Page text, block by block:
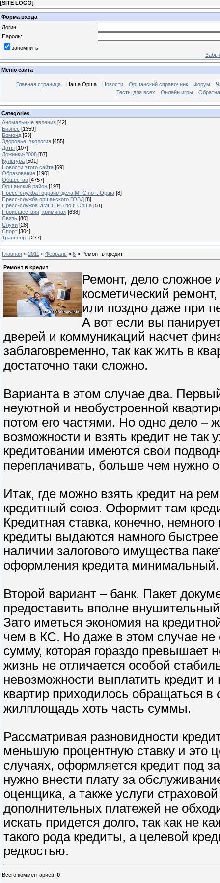
[SITE LOGO]
Форма входа
Логин:
Пароль:
запомнить
Меню сайта
Главная страница Наша Орша Новости Оршанский справочник Форум
Тесты для всех
Онлайн игры
Categories
Аномальные явления [42]
Бизнес [1359]
Бомонд [53]
Здоровье, экология [455]
Даты [107]
Дожинки-2008 [87]
Культура [501]
Новости этого сайта [69]
Образование [190]
Общество [4757]
Оршанский район [197]
Пресс-служба горрайотдела МЧС по г. Орша [8]
Пресс-служба оршанского ГОВД [8]
Пресс-служба ИМНС РБ по г. Орша [51]
Проиcшествия, криминал [638]
Связь [80]
Слухи [28]
Спорт [304]
Транспорт [277]
Главная » 2011 » Февраль » 6 » Ремонт в кредит
Ремонт в кредит
Ремонт, дело сложное
косметический
или поздно даже при
А вот если вы
дверей и коммуникаций насчет
заблаговременно, так как жить в
достаточно таки сложно.
Варианта в этом случае два.
неуютной и необустроенной
потом его частями. Но одно дело –
возможности и взять кредит не так
кредитовании имеются свои
переплачивать, больше чем нужно
Итак, где можно взять кредит на
кредитный союз. Оформит там
Кредитная ставка, конечно,
кредиты выдаются намного
наличии залогового имущества
оформления кредита минимальный.
Второй вариант – банк. Пакет
предоставить вполне
Зато иметься экономия на
чем в КС. Но даже в этом случае
сумму, которая гораздо
жизнь не отличается особой
невозможности выплатить кредит
квартир приходилось обращаться
жилплощадь хоть часть суммы.
Рассматривая разновидности
меньшую процентную ставку и это
случаях, оформляется кредит под
нужно внести плату за
оценщика, а также услуги
дополнительных платежей не
искать придется долго, так как не
такого рода кредиты, а целевой
редкостью.
Всего комментариев: 0